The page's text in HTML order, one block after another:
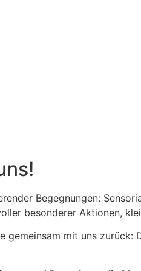
Begegnungen:
besonderer Aktionen,
gemeinsam mit uns